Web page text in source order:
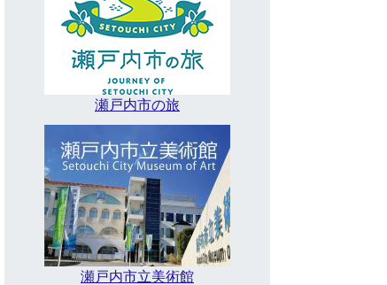
瀬戸内市の旅
瀬戸内市立美術館